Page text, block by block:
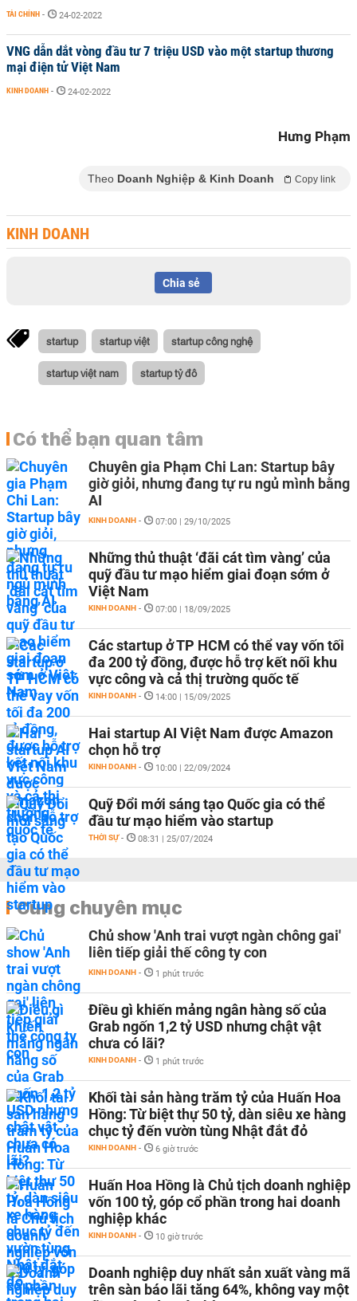
TÀI CHÍNH - 24-02-2022
VNG dẫn dắt vòng đầu tư 7 triệu USD vào một startup thương
mại điện tử Việt Nam
KINH DOANH - 24-02-2022
Hưng Phạm
Theo Doanh Nghiệp & Kinh Doanh Copy link
KINH DOANH
Chia sẻ
startup startup việt startup công nghệ
startup việt nam startup tỷ đô
Có thể bạn quan tâm
Chuyên gia Phạm Chi Lan: Startup bây
giờ giỏi, nhưng đang tự ru ngủ mình bằng
AI
KINH DOANH - 07:00 | 29/10/2025
Những thủ thuật ‘đãi cát tìm vàng’ của
quỹ đầu tư mạo hiểm giai đoạn sớm ở
Việt Nam
KINH DOANH - 07:00 | 18/09/2025
Các startup ở TP HCM có thể vay vốn tối
đa 200 tỷ đồng, được hỗ trợ kết nối khu
vực công và cả thị trường quốc tế
KINH DOANH - 14:00 | 15/09/2025
Hai startup AI Việt Nam được Amazon
chọn hỗ trợ
KINH DOANH - 10:00 | 22/09/2024
Quỹ Đổi mới sáng tạo Quốc gia có thể
đầu tư mạo hiểm vào startup
THỜI SỰ - 08:31 | 25/07/2024
Cùng chuyên mục
Chủ show 'Anh trai vượt ngàn chông gai'
liên tiếp giải thế công ty con
KINH DOANH - 1 phút trước
Điều gì khiến mảng ngân hàng số của
Grab ngốn 1,2 tỷ USD nhưng chật vật
chưa có lãi?
KINH DOANH - 1 phút trước
Khối tài sản hàng trăm tỷ của Huấn Hoa
Hồng: Từ biệt thự 50 tỷ, dàn siêu xe hàng
chục tỷ đến vườn tùng Nhật đắt đỏ
KINH DOANH - 6 giờ trước
Huấn Hoa Hồng là Chủ tịch doanh nghiệp
vốn 100 tỷ, góp cổ phần trong hai doanh
nghiệp khác
KINH DOANH - 10 giờ trước
Doanh nghiệp duy nhất sản xuất vàng mã
trên sàn báo lãi tăng 64%, không vay một